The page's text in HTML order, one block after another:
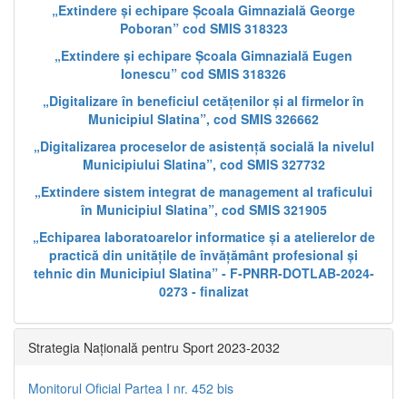
„Extindere și echipare Școala Gimnazială George
Poboran” cod SMIS 318323
„Extindere și echipare Școala Gimnazială Eugen
Ionescu” cod SMIS 318326
„Digitalizare în beneficiul cetățenilor și al firmelor în
Municipiul Slatina”, cod SMIS 326662
„Digitalizarea proceselor de asistență socială la nivelul
Municipiului Slatina”, cod SMIS 327732
„Extindere sistem integrat de management al traficului
în Municipiul Slatina”, cod SMIS 321905
„Echiparea laboratoarelor informatice și a atelierelor de
practică din unitățile de învățământ profesional și
tehnic din Municipiul Slatina” - F-PNRR-DOTLAB-2024-
0273 - finalizat
Strategia Națională pentru Sport 2023-2032
Monitorul Oficial Partea I nr. 452 bis